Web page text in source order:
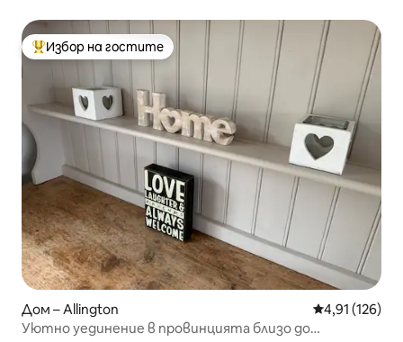
Най-популярен избор на гостите
Избор на гостите
Дом – Allington Средна
4,91 (126)
Уютно уединение в провинцията близо до